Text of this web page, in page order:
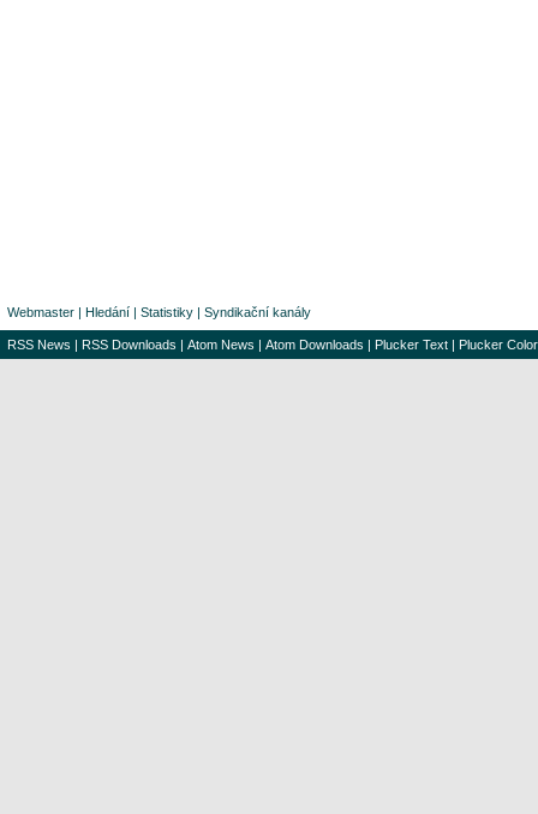
Webmaster | Hledání | Statistiky | Syndikační kanály
RSS News | RSS Downloads | Atom News | Atom Downloads | Plucker Text | Plucker Color